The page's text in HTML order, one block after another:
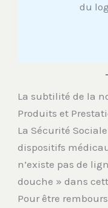
du
La subtilité de la
Produits et
La Sécurité
dispositifs
n’existe pas de
douche » dans
Pour être